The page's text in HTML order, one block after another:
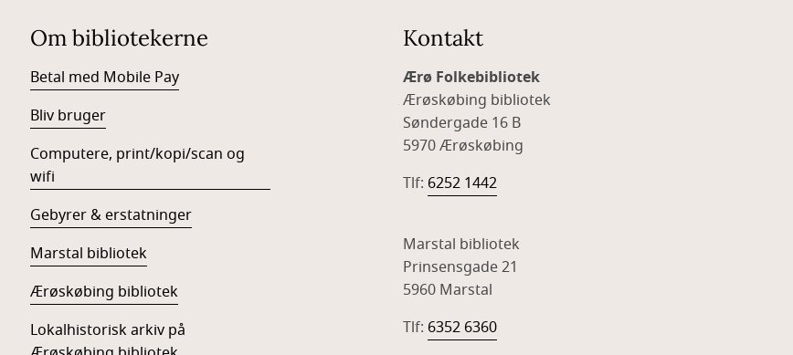
Om bibliotekerne
Betal med Mobile Pay
Bliv bruger
Computere, print/kopi/scan og
wifi
Gebyrer & erstatninger
Marstal bibliotek
Ærøskøbing bibliotek
Lokalhistorisk arkiv på
Kontakt
Ærø Folkebibliotek
Ærøskøbing bibliotek
Søndergade 16 B
5970 Ærøskøbing
Tlf: 6252 1442
Marstal bibliotek
Prinsensgade 21
5960 Marstal
Tlf: 6352 6360